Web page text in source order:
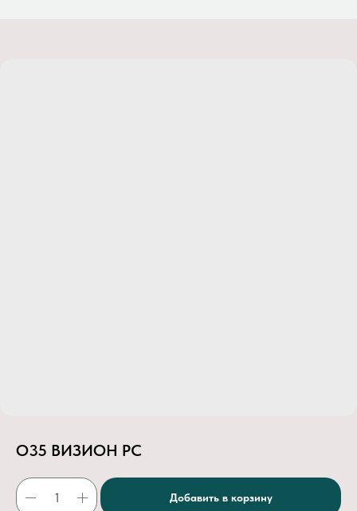
О35 ВИЗИОН PC
Добавить в корзину